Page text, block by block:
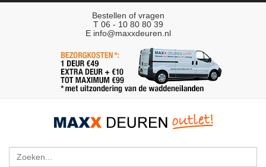
Bestellen of vragen
T 06 - 10 80 80 39
E info@maxxdeuren.nl
Zoeken